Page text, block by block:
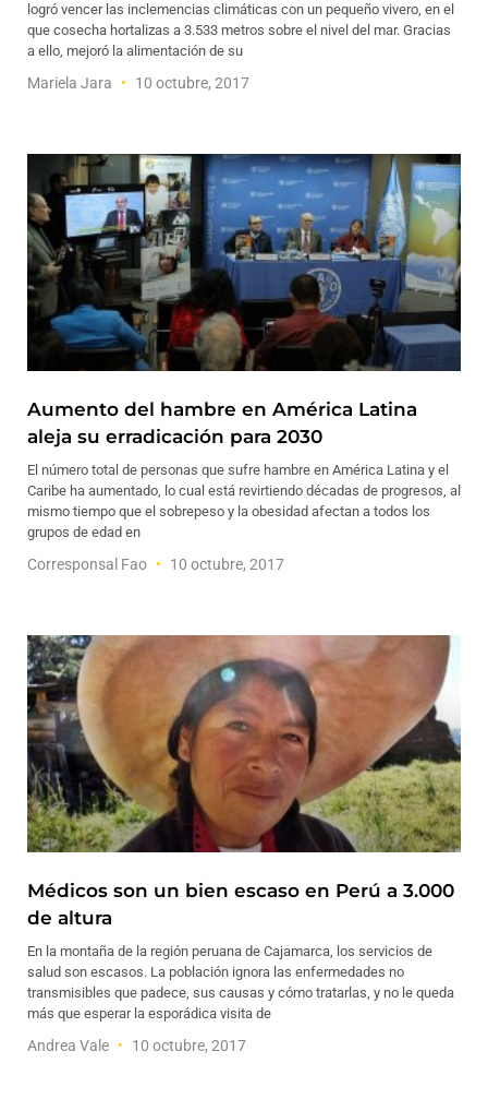
logró vencer las inclemencias climáticas con un pequeño vivero, en el
que cosecha hortalizas a 3.533 metros sobre el nivel del mar. Gracias
a ello, mejoró la alimentación de su
Mariela Jara 10 octubre, 2017
Aumento del hambre en América Latina
aleja su erradicación para 2030
El número total de personas que sufre hambre en América Latina y el
Caribe ha aumentado, lo cual está revirtiendo décadas de progresos, al
mismo tiempo que el sobrepeso y la obesidad afectan a todos los
grupos de edad en
Corresponsal Fao 10 octubre, 2017
Médicos son un bien escaso en Perú a 3.000
de altura
En la montaña de la región peruana de Cajamarca, los servicios de
salud son escasos. La población ignora las enfermedades no
transmisibles que padece, sus causas y cómo tratarlas, y no le queda
más que esperar la esporádica visita de
Andrea Vale 10 octubre, 2017